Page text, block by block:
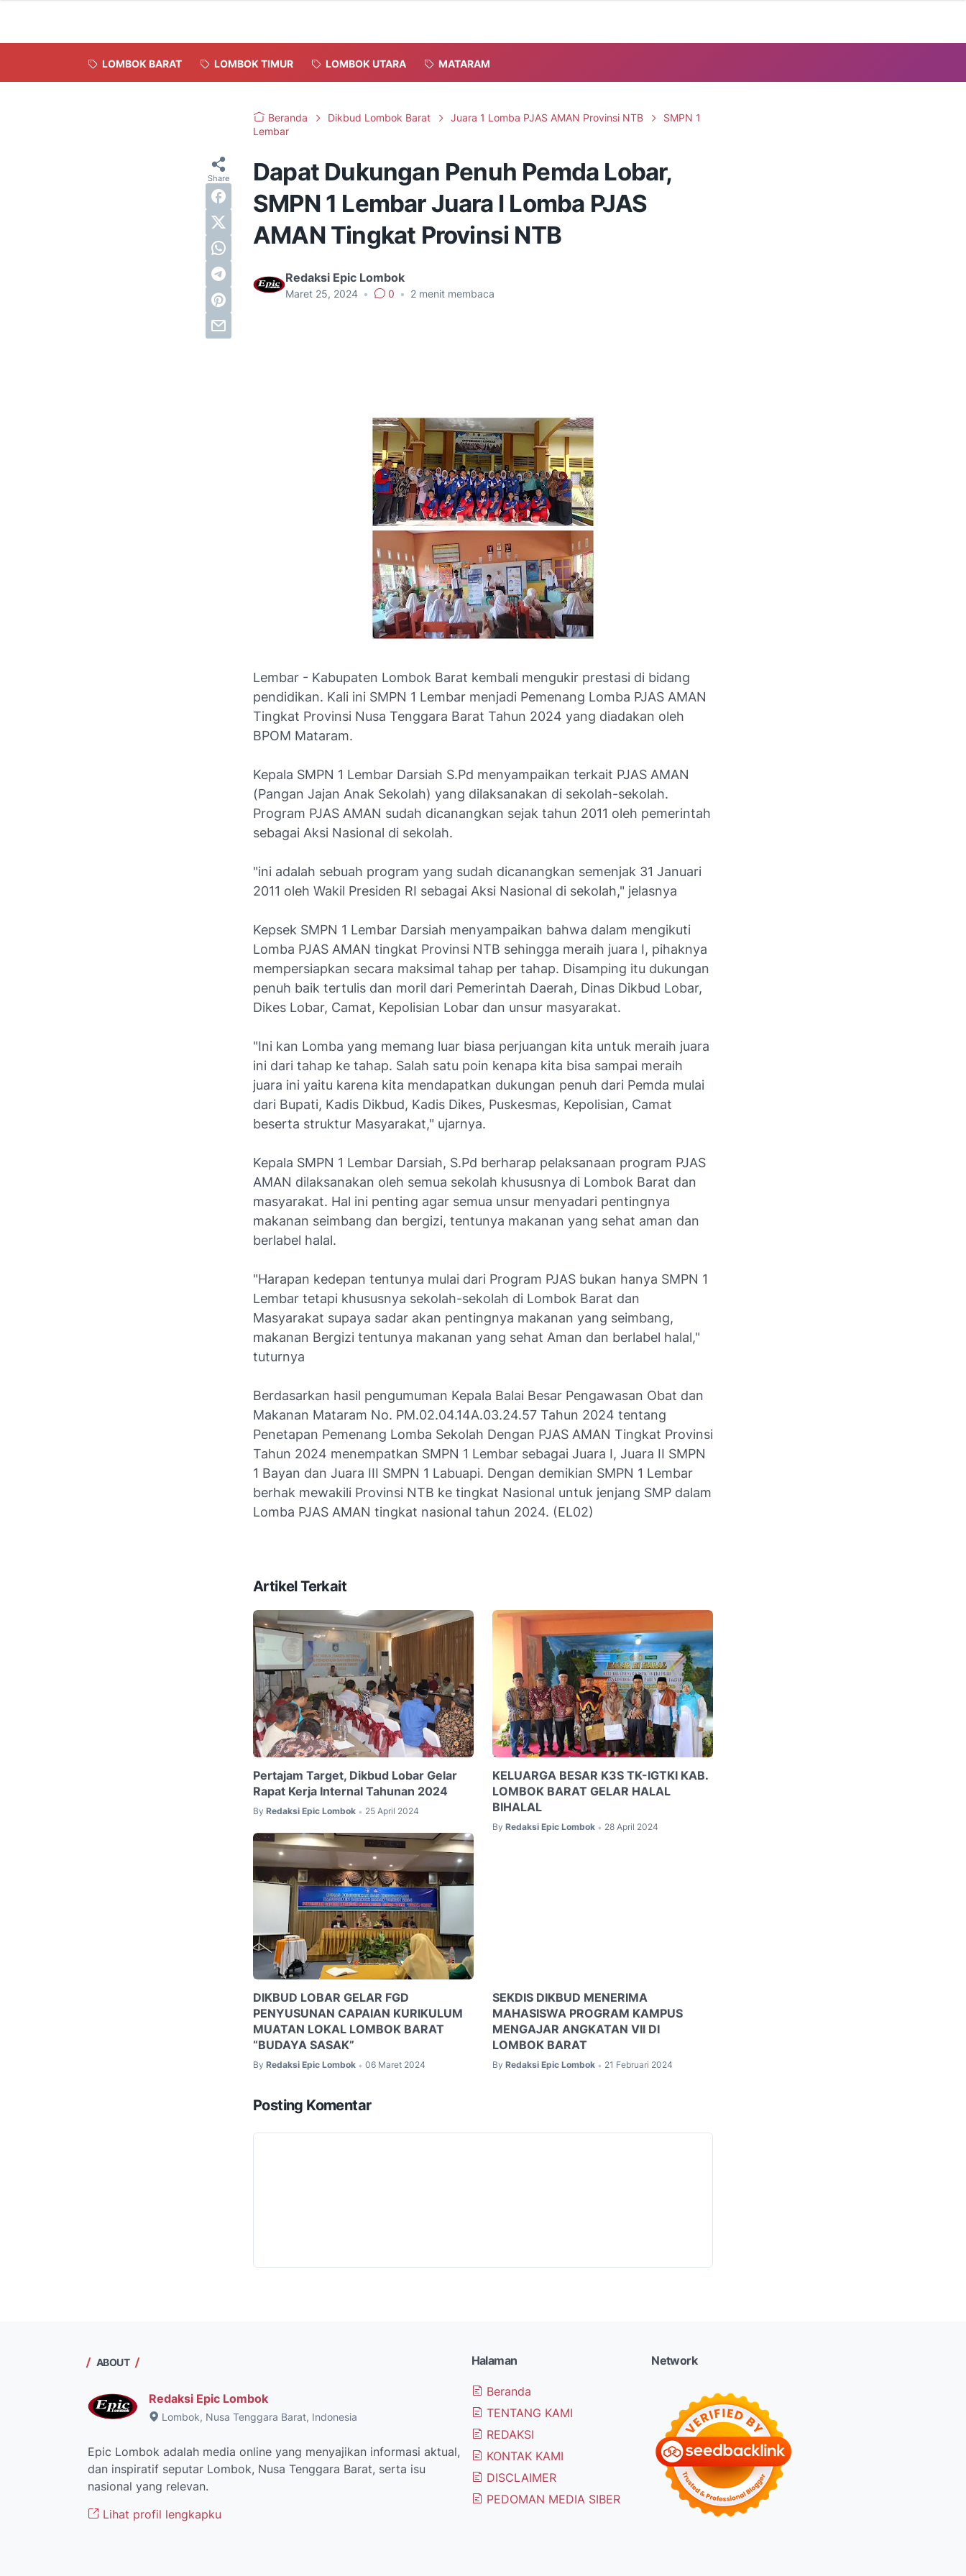
LOMBOK BARAT LOMBOK TIMUR LOMBOK UTARA MATARAM
Beranda Dikbud Lombok Barat Juara 1 Lomba PJAS AMAN Provinsi NTB
SMPN 1
Lembar
Dapat Dukungan Penuh Pemda Lobar,
SMPN 1 Lembar Juara I Lomba PJAS
AMAN Tingkat Provinsi NTB
Redaksi Epic Lombok
Maret 25, 2024 • 0 • 2 menit membaca
Lembar - Kabupaten Lombok Barat kembali mengukir prestasi di bidang
pendidikan. Kali ini SMPN 1 Lembar menjadi Pemenang Lomba PJAS AMAN
Tingkat Provinsi Nusa Tenggara Barat Tahun 2024 yang diadakan oleh
BPOM Mataram.
Kepala SMPN 1 Lembar Darsiah S.Pd menyampaikan terkait PJAS AMAN
(Pangan Jajan Anak Sekolah) yang dilaksanakan di sekolah-sekolah.
Program PJAS AMAN sudah dicanangkan sejak tahun 2011 oleh pemerintah
sebagai Aksi Nasional di sekolah.
"ini adalah sebuah program yang sudah dicanangkan semenjak 31 Januari
2011 oleh Wakil Presiden RI sebagai Aksi Nasional di sekolah," jelasnya
Kepsek SMPN 1 Lembar Darsiah menyampaikan bahwa dalam mengikuti
Lomba PJAS AMAN tingkat Provinsi NTB sehingga meraih juara I, pihaknya
mempersiapkan secara maksimal tahap per tahap. Disamping itu dukungan
penuh baik tertulis dan moril dari Pemerintah Daerah, Dinas Dikbud Lobar,
Dikes Lobar, Camat, Kepolisian Lobar dan unsur masyarakat.
"Ini kan Lomba yang memang luar biasa perjuangan kita untuk meraih juara
ini dari tahap ke tahap. Salah satu poin kenapa kita bisa sampai meraih
juara ini yaitu karena kita mendapatkan dukungan penuh dari Pemda mulai
dari Bupati, Kadis Dikbud, Kadis Dikes, Puskesmas, Kepolisian, Camat
beserta struktur Masyarakat," ujarnya.
Kepala SMPN 1 Lembar Darsiah, S.Pd berharap pelaksanaan program PJAS
AMAN dilaksanakan oleh semua sekolah khususnya di Lombok Barat dan
masyarakat. Hal ini penting agar semua unsur menyadari pentingnya
makanan seimbang dan bergizi, tentunya makanan yang sehat aman dan
berlabel halal.
"Harapan kedepan tentunya mulai dari Program PJAS bukan hanya SMPN 1
Lembar tetapi khususnya sekolah-sekolah di Lombok Barat dan
Masyarakat supaya sadar akan pentingnya makanan yang seimbang,
makanan Bergizi tentunya makanan yang sehat Aman dan berlabel halal,"
tuturnya
Berdasarkan hasil pengumuman Kepala Balai Besar Pengawasan Obat dan
Makanan Mataram No. PM.02.04.14A.03.24.57 Tahun 2024 tentang
Penetapan Pemenang Lomba Sekolah Dengan PJAS AMAN Tingkat Provinsi
Tahun 2024 menempatkan SMPN 1 Lembar sebagai Juara I, Juara II SMPN
1 Bayan dan Juara III SMPN 1 Labuapi. Dengan demikian SMPN 1 Lembar
berhak mewakili Provinsi NTB ke tingkat Nasional untuk jenjang SMP dalam
Lomba PJAS AMAN tingkat nasional tahun 2024. (EL02)
Artikel Terkait
Pertajam Target, Dikbud Lobar Gelar
Rapat Kerja Internal Tahunan 2024
By Redaksi Epic Lombok • 25 April 2024
KELUARGA BESAR K3S TK-IGTKI KAB.
LOMBOK BARAT GELAR HALAL
BIHALAL
By Redaksi Epic Lombok • 28 April 2024
DIKBUD LOBAR GELAR FGD
PENYUSUNAN CAPAIAN KURIKULUM
MUATAN LOKAL LOMBOK BARAT
“BUDAYA SASAK”
By Redaksi Epic Lombok • 06 Maret 2024
SEKDIS DIKBUD MENERIMA
MAHASISWA PROGRAM KAMPUS
MENGAJAR ANGKATAN VII DI
LOMBOK BARAT
By Redaksi Epic Lombok • 21 Februari 2024
Posting Komentar
ABOUT
Redaksi Epic Lombok
Lombok, Nusa Tenggara Barat, Indonesia
Epic Lombok adalah media online yang menyajikan informasi aktual,
dan inspiratif seputar Lombok, Nusa Tenggara Barat, serta isu
nasional yang relevan.
Lihat profil lengkapku
Halaman
Beranda
TENTANG KAMI
REDAKSI
KONTAK KAMI
DISCLAIMER
PEDOMAN MEDIA SIBER
Network